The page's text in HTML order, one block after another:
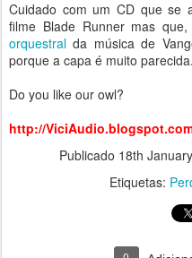
Cuidado com um CD que se
filme Blade Runner mas
orquestral da música de
porque a capa é muito parecida.
Do you like our owl?
http://
Publicado 18th
Etiquetas: